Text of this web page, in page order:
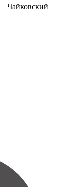
Чайковский